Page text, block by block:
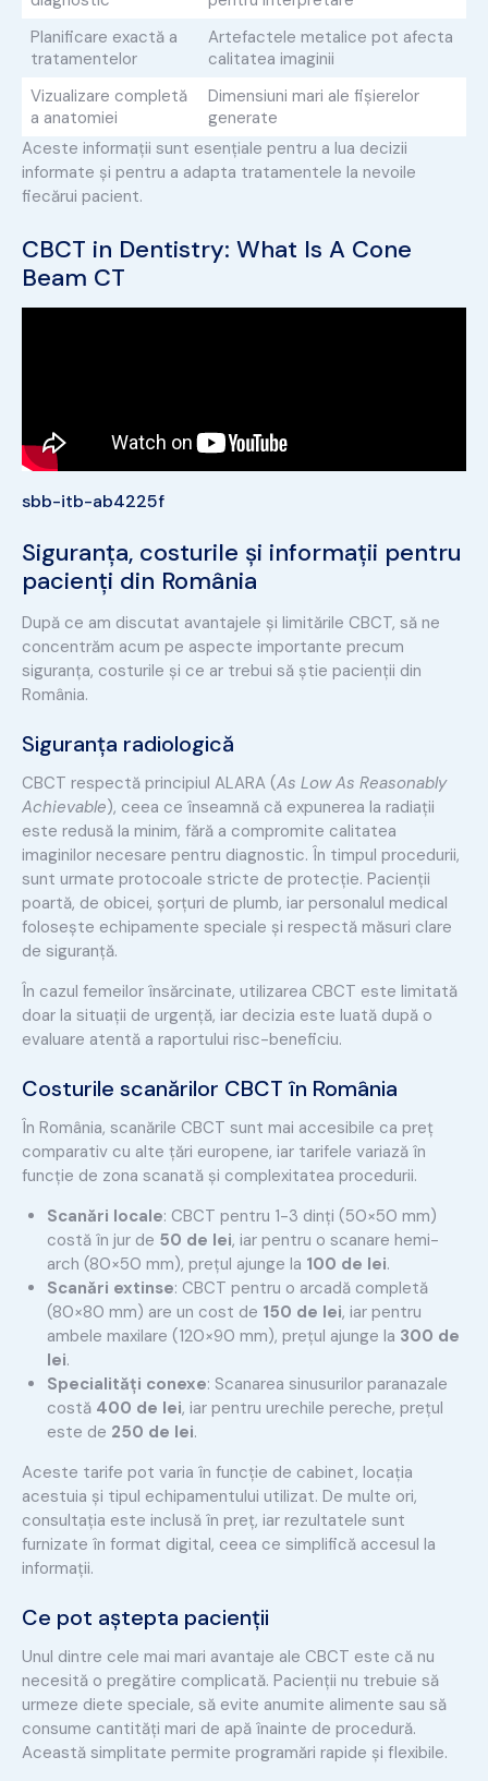
Planificare exactă a
tratamentelor
Artefactele metalice pot afecta
calitatea imaginii
Vizualizare completă
a anatomiei
Dimensiuni mari ale fișierelor
generate
Aceste informații sunt esențiale pentru a lua decizii
informate și pentru a adapta tratamentele la nevoile
fiecărui pacient.
CBCT in Dentistry: What Is A Cone
Beam CT
sbb-itb-ab4225f
Siguranța, costurile și informații pentru
pacienți din România
După ce am discutat avantajele și limitările CBCT, să ne
concentrăm acum pe aspecte importante precum
siguranța, costurile și ce ar trebui să știe pacienții din
România.
Siguranța radiologică
CBCT respectă principiul ALARA (As Low As Reasonably
Achievable), ceea ce înseamnă că expunerea la radiații
este redusă la minim, fără a compromite calitatea
imaginilor necesare pentru diagnostic. În timpul procedurii,
sunt urmate protocoale stricte de protecție. Pacienții
poartă, de obicei, șorțuri de plumb, iar personalul medical
folosește echipamente speciale și respectă măsuri clare
de siguranță.
În cazul femeilor însărcinate, utilizarea CBCT este limitată
doar la situații de urgență, iar decizia este luată după o
evaluare atentă a raportului risc-beneficiu.
Costurile scanărilor CBCT în România
În România, scanările CBCT sunt mai accesibile ca preț
comparativ cu alte țări europene, iar tarifele variază în
funcție de zona scanată și complexitatea procedurii.
Scanări locale: CBCT pentru 1-3 dinți (50×50 mm)
costă în jur de 50 de lei, iar pentru o scanare hemi-
arch (80×50 mm), prețul ajunge la 100 de lei.
Scanări extinse: CBCT pentru o arcadă completă
(80×80 mm) are un cost de 150 de lei, iar pentru
ambele maxilare (120×90 mm), prețul ajunge la 300 de
lei.
Specialități conexe: Scanarea sinusurilor paranazale
costă 400 de lei, iar pentru urechile pereche, prețul
este de 250 de lei.
Aceste tarife pot varia în funcție de cabinet, locația
acestuia și tipul echipamentului utilizat. De multe ori,
consultația este inclusă în preț, iar rezultatele sunt
furnizate în format digital, ceea ce simplifică accesul la
informații.
Ce pot aștepta pacienții
Unul dintre cele mai mari avantaje ale CBCT este că nu
necesită o pregătire complicată. Pacienții nu trebuie să
urmeze diete speciale, să evite anumite alimente sau să
consume cantități mari de apă înainte de procedură.
Această simplitate permite programări rapide și flexibile.